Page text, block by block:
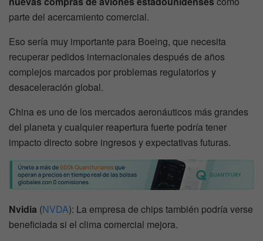
parte del acercamiento comercial.
Eso sería muy importante para Boeing, que necesita
recuperar pedidos internacionales después de años
complejos marcados por problemas regulatorios y
desaceleración global.
China es uno de los mercados aeronáuticos más grandes
del planeta y cualquier reapertura fuerte podría tener
impacto directo sobre ingresos y expectativas futuras.
Nvidia (NVDA): La empresa de chips también podría verse
beneficiada si el clima comercial mejora.